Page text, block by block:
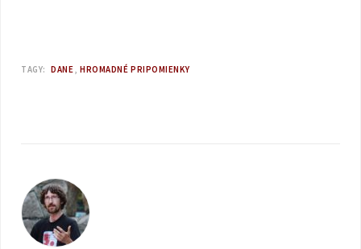
TAGY: DANE HROMADNÉ PRIPOMIENKY